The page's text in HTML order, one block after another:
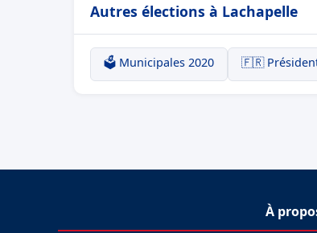
Autres élections à Lachapelle
🗳️ Municipales 2020 🇫🇷
À